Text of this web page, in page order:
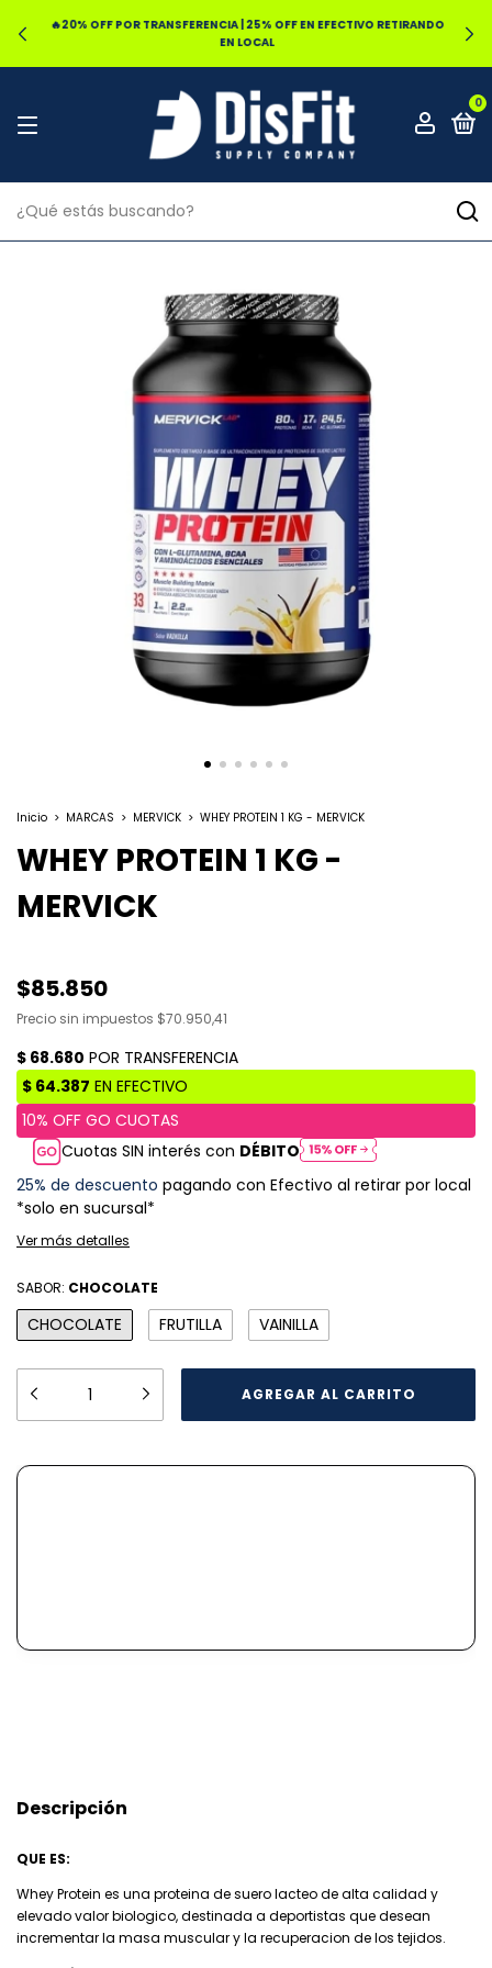
🔥20% OFF POR TRANSFERENCIA | 25% OFF EN EFECTIVO RETIRANDO
EN LOCAL
0
Inicio > MARCAS > MERVICK > WHEY PROTEIN 1 KG - MERVICK
WHEY PROTEIN 1 KG -
MERVICK
$85.850
Precio sin impuestos $70.950,41
Cuotas SIN interés con DÉBITO
25% de descuento pagando con Efectivo al retirar por local
*solo en sucursal*
Ver más detalles
SABOR: CHOCOLATE
CHOCOLATE FRUTILLA VAINILLA
Descripción
QUE ES:
Whey Protein es una proteina de suero lacteo de alta calidad y
elevado valor biologico, destinada a deportistas que desean
incrementar la masa muscular y la recuperacion de los tejidos.